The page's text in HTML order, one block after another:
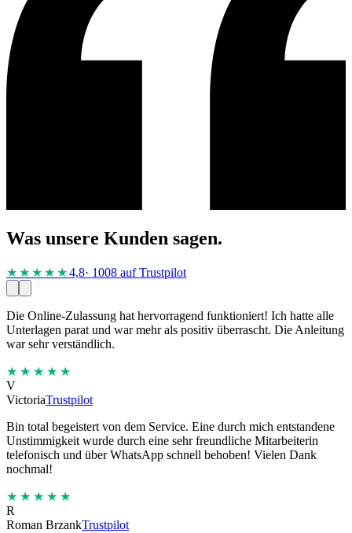
Was unsere Kunden sagen.
★★★★ ★4,8· 1008 auf Trustpilot
Die Online-Zulassung hat hervorragend funktioniert! Ich hatte alle
Unterlagen parat und war mehr als positiv überrascht. Die Anleitung
war sehr verständlich.
★★★★★
V
VictoriaTrustpilot
Bin total begeistert von dem Service. Eine durch mich entstandene
Unstimmigkeit wurde durch eine sehr freundliche Mitarbeiterin
telefonisch und über WhatsApp schnell behoben! Vielen Dank
nochmal!
★★★★★
R
Roman BrzankTrustpilot